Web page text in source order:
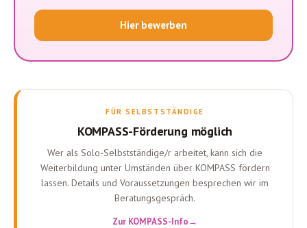
Hier bewerben
FÜR SELBSTSTÄNDIGE
KOMPASS-Förderung möglich
Wer als Solo-Selbstständige/r arbeitet, kann sich die
Weiterbildung unter Umständen über KOMPASS fördern
lassen. Details und Voraussetzungen besprechen wir im
Beratungsgespräch.
Zur KOMPASS-Info